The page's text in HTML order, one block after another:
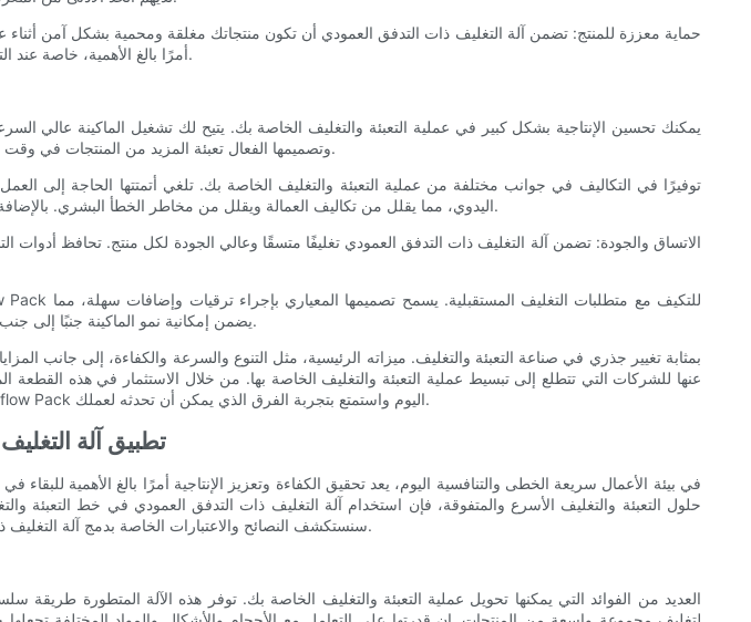
أمرًا بالغ الأهمية، خاصة عند التعامل مع العناصر الحساسة أو القابلة للتلف، لأنه يساعد في الحفاظ على جودة المنتج وإطالة العمر الافتراضي.
وتصميمها الفعال تعبئة المزيد من المنتجات في وقت أقل، مما يمنحك ميزة تنافسية في السوق. وتترجم هذه الإنتاجية المتزايدة إلى أرباح أعلى وتحسين رضا العملاء.
اليدوي، مما يقلل من تكاليف العمالة ويقلل من مخاطر الخطأ البشري. بالإضافة إلى ذلك، تستخدم آلية التغليف الفعالة للآلة مواد تعبئة أقل، مما يؤدي إلى توفير تكاليف التغليف بمرور الوقت.
يضمن إمكانية نمو الماكينة جنبًا إلى جنب مع أعمالك. تعمل قابلية التوسع هذه على حماية استثماراتك وتلغي الحاجة إلى استبدال المعدات بشكل متكرر.
عنها للشركات التي تتطلع إلى تبسيط عملية التعبئة والتغليف الخاصة بها. من خلال الاستثمار في هذه
المستقبلية. قم بترقية عملية التعبئة والتغليف الخاصة بك باستخدام آلة التغليف ذات التدفق العمودي من Techflow Pack اليوم واستمتع بتجربة الفرق الذي يمكن أن تحدثه لعملك.
تطبيق آلة
في بيئة الأعمال سريعة الخطى والتنافسية اليوم، يعد تحقيق الكفاءة وتعزيز الإنتاجية أمرًا بالغ الأهمية
حلول التعبئة والتغليف الأسرع والمتفوقة، فإن استخدام آلة التغليف ذات التدفق العمودي في خط
سنستكشف النصائح والاعتبارات الخاصة بدمج آلة التغليف ذات التدفق العمودي في خط التعبئة والتغليف الخاص بك، مما يساعد عملك على تعزيز كفاءته وتحسين عملياته.